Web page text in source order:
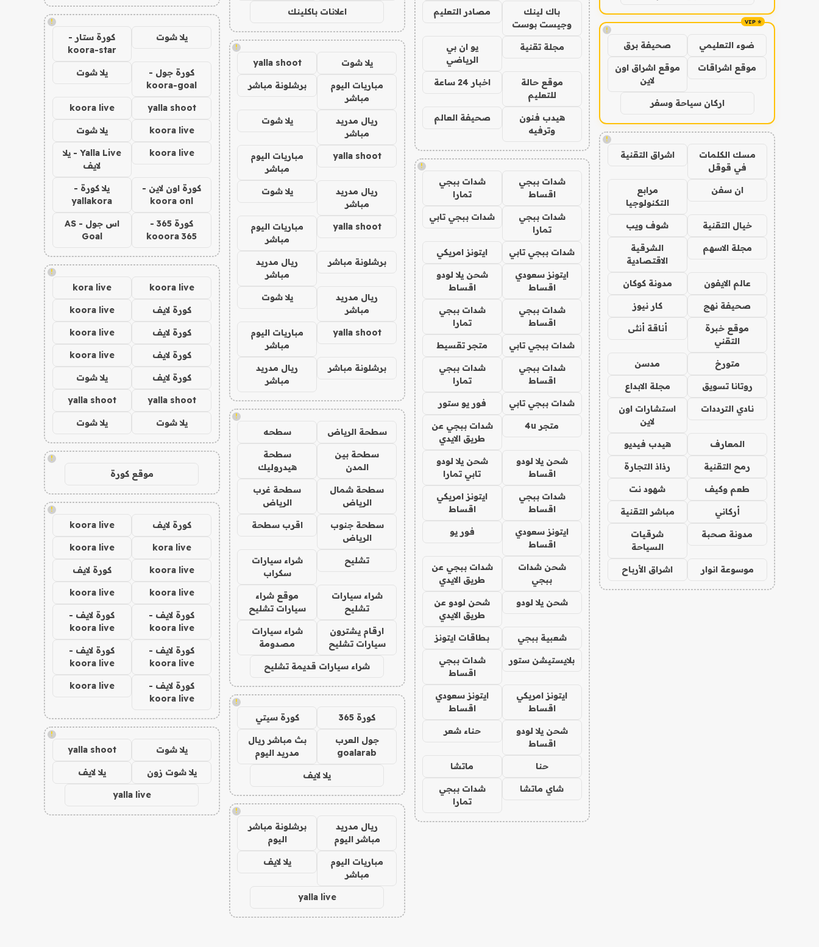
!
ضوء التعليمي صحيفة برق
موقع اشراقات
موقع اشراق اون
لاين
اركان سياحة وسفر
!
مسك الكلمات
في قوقل
اشراق التقنية
ان سفن
مرابع
التكنولوجيا
خيال التقنية شوف ويب
مجلة الاسهم
الشرقية
الاقتصادية
عالم الايفون مدونة كوكان
صحيفة نهج كار نيوز
موقع خبرة
التقني
أناقة أنثى
متورخ مدسن
روتانا تسويق مجلة الابداع
نادي الترددات
استشارات اون
لاين
المعارف هيدب فيديو
رمح التقنية رذاذ التجارة
طعم وكيف شهود نت
أركاني مباشر التقنية
مدونة صحبة
شرقيات
السياحة
موسوعة انوار اشراق الأرباح
باك لينك
وجيست بوست
مصادر التعليم
مجلة تقنية
يو ان بي
الرياضي
موقع حالة
للتعليم
اخبار 24 ساعة
هيدب فنون
وترفيه
صحيفة العالم
!
شدات ببجي
اقساط
شدات ببجي
تمارا
شدات ببجي
تمارا
شدات ببجي تابي
شدات ببجي تابي ايتونز امريكي
ايتونز سعودي
اقساط
شحن يلا لودو
اقساط
شدات ببجي
اقساط
شدات ببجي
تمارا
شدات ببجي تابي متجر تقسيط
شدات ببجي
اقساط
شدات ببجي
تمارا
شدات ببجي تابي فور يو ستور
متجر 4u
شدات ببجي عن
طريق الايدي
شحن يلا لودو
اقساط
شحن يلا لودو
تابي تمارا
شدات ببجي
اقساط
ايتونز امريكي
اقساط
ايتونز سعودي
اقساط
فور يو
شحن شدات
ببجي
شدات ببجي عن
طريق الايدي
شحن يلا لودو
شحن لودو عن
طريق الايدي
شعبية ببجي بطاقات ايتونز
بلايستيشن ستور
شدات ببجي
اقساط
ايتونز امريكي
اقساط
ايتونز سعودي
اقساط
شحن يلا لودو
اقساط
حناء شعر
حنا ماتشا
شاي ماتشا
شدات ببجي
تمارا
اعلانات باكلينك
!
يلا شوت yalla shoot
مباريات اليوم
مباشر
برشلونة مباشر
ريال مدريد
مباشر
يلا شوت
yalla shoot
مباريات اليوم
مباشر
ريال مدريد
مباشر
يلا شوت
yalla shoot
مباريات اليوم
مباشر
برشلونة مباشر
ريال مدريد
مباشر
ريال مدريد
مباشر
يلا شوت
yalla shoot
مباريات اليوم
مباشر
برشلونة مباشر
ريال مدريد
مباشر
!
سطحة الرياض سطحه
سطحة بين
المدن
سطحة
هيدروليك
سطحة شمال
الرياض
سطحة غرب
الرياض
سطحة جنوب
الرياض
اقرب سطحة
تشليح
شراء سيارات
سكراب
شراء سيارات
تشليح
موقع شراء
سيارات تشليح
ارقام يشترون
سيارات تشليح
شراء سيارات
مصدومة
شراء سيارات قديمة تشليح
!
كورة 365 كورة سيتي
جول العرب
goalarab
بث مباشر ريال
مدريد اليوم
يلا لايف
!
ريال مدريد
مباشر اليوم
برشلونة مباشر
اليوم
مباريات اليوم
مباشر
يلا لايف
yalla live
!
يلا شوت
كورة ستار -
koora-star
كورة جول -
koora-goal
يلا شوت
yalla shoot
koora live
koora live يلا شوت
koora live
Yalla Live - يلا
لايف
كورة اون لاين -
koora onl
يلا كورة -
yallakora
كورة 365 -
kooora 365
اس جول - AS
Goal
!
koora live
kora live
كورة لايف koora live
كورة لايف koora live
كورة لايف koora live
كورة لايف يلا شوت
yalla shoot
yalla shoot
يلا شوت يلا شوت
!
موقع كورة
!
كورة لايف koora live
kora live
koora live
koora live كورة لايف
koora live
koora live
كورة لايف -
koora live
كورة لايف -
koora live
كورة لايف -
koora live
كورة لايف -
koora live
كورة لايف -
koora live
koora live
!
يلا شوت yalla shoot
يلا شوت زون يلا لايف
yalla live